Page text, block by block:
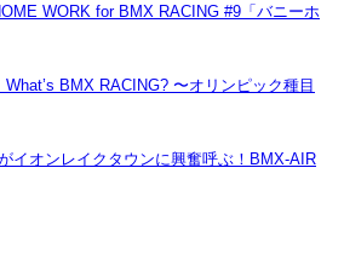
WORK for BMX RACING #9「バニーホ
BMX RACING? 〜オリンピック種目
イオンレイクタウンに興奮呼ぶ！BMX-AIR